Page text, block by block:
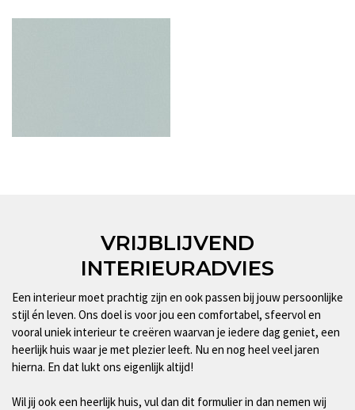
VRIJBLIJVEND
INTERIEURADVIES
Een interieur moet prachtig zijn en ook passen bij jouw persoonlijke
stijl én leven. Ons doel is voor jou een comfortabel, sfeervol en
vooral uniek interieur te creëren waarvan je iedere dag geniet, een
heerlijk huis waar je met plezier leeft. Nu en nog heel veel jaren
hierna. En dat lukt ons eigenlijk altijd!
Wil jij ook een heerlijk huis, vul dan dit formulier in dan nemen wij